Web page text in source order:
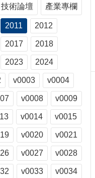
技術論壇 產業專欄
2011 2012
2017 2018
2023 2024
v0003 v0004
v0008 v0009
v0014 v0015
v0020 v0021
v0027 v0028
v0033 v0034